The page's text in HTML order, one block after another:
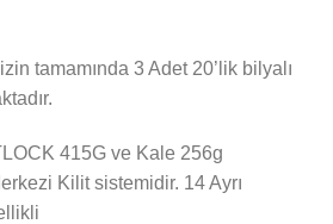
tamamında 3 Adet 20’lik bilyalı
415G ve Kale 256g
Kilit sistemidir. 14 Ayrı